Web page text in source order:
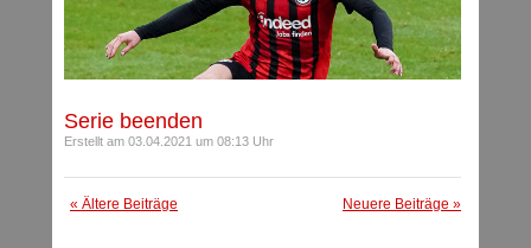
Serie beenden
Erstellt am 03.04.2021 um 08:13 Uhr
« Ältere Beiträge Neuere Beiträge »